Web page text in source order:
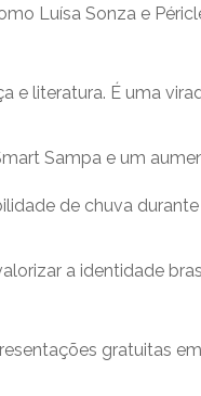
Luísa Sonza e
literatura. É uma
Sampa e um
de chuva
a identidade
gratuitas